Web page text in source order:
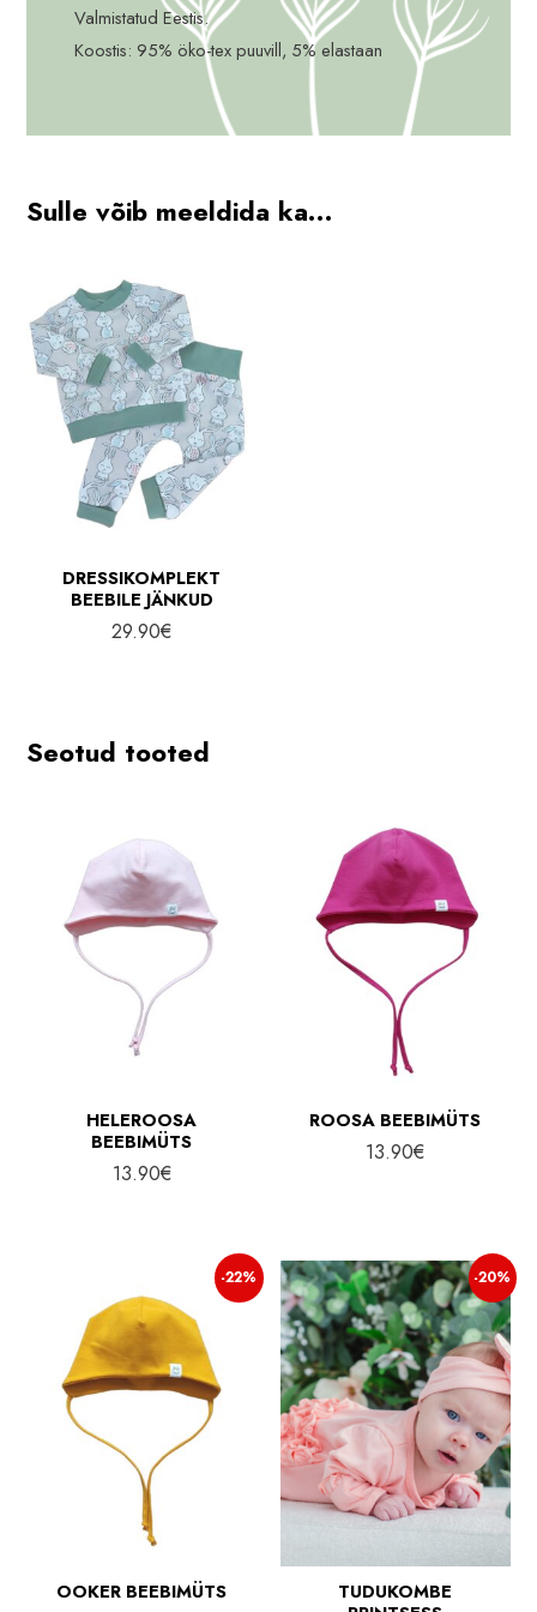
Valmistatud Eestis.
Koostis: 95% öko-tex puuvill, 5% elastaan
Sulle võib meeldida ka…
DRESSIKOMPLEKT
BEEBILE JÄNKUD
29.90€
Seotud tooted
HELEROOSA
BEEBIMÜTS
13.90€
ROOSA BEEBIMÜTS
13.90€
-22%
OOKER BEEBIMÜTS
-20%
TUDUKOMBE